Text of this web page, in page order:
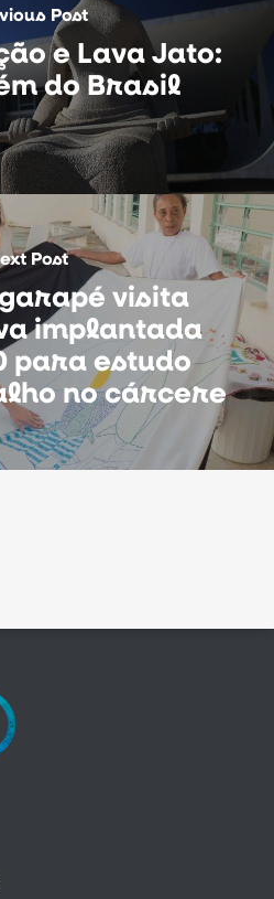
Post
e Lava Jato:
do Brasil
Post
visita
implantada
para estudo
no cárcere